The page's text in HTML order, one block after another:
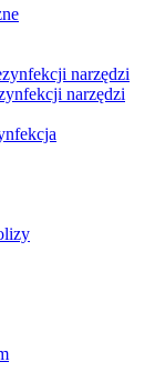
narzędzi
narzędzi